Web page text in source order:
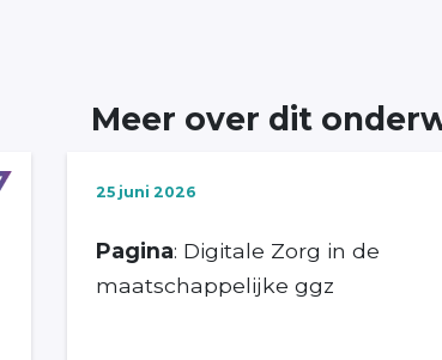
Meer over dit
25 juni 2026
Pagina: Digitale Zorg in de
maatschappelijke ggz